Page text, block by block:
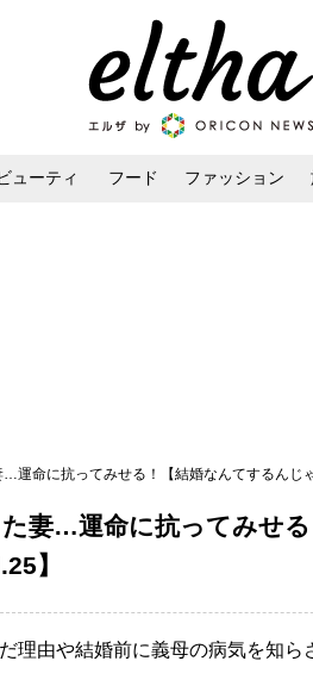
ューティ フード ファッション
運命に抗ってみせる！【結婚なんてするんじ
妻…運命に抗ってみせ
】
理由や結婚前に義母の病気を知ら